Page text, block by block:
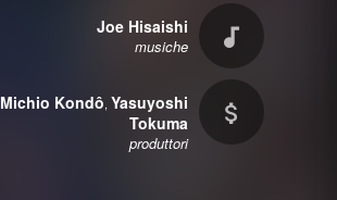
Joe Hisaishi
musiche
Michio Kondô, Yasuyoshi
Tokuma
produttori